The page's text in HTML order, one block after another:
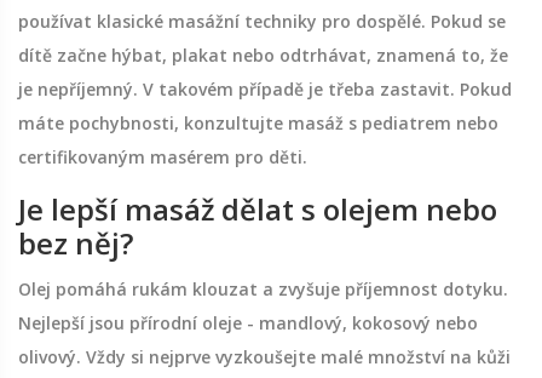
používat klasické masážní techniky pro dospělé. Pokud se
dítě začne hýbat, plakat nebo odtrhávat, znamená to, že
je nepříjemný. V takovém případě je třeba zastavit. Pokud
máte pochybnosti, konzultujte masáž s pediatrem nebo
certifikovaným masérem pro děti.
Je lepší masáž dělat s olejem nebo
bez něj?
Olej pomáhá rukám klouzat a zvyšuje příjemnost dotyku.
Nejlepší jsou přírodní oleje - mandlový, kokosový nebo
olivový. Vždy si nejprve vyzkoušejte malé množství na kůži